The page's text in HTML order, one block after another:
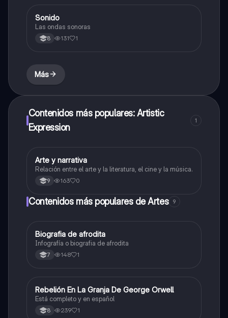
Música
Sonido
Las ondas sonoras
8 131 1
Más
Contenidos más populares: Artistic
Expression
1
Artes
Arte y narrativa
Relación entre el arte y la literatura, el cine y la música.
9 163 0
Contenidos más populares de Artes 9
Artes
Biografia de afrodita
Infografía o biografia de afrodita
7 148 1
Sociales/Historia
Rebelión En La Granja De George Orwell
Está completo y en español
8 239 1